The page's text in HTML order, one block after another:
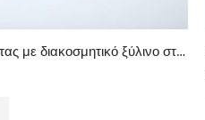
Χειροποίητο αξεσουάρ τσάντας με διακοσμητικό ξύλινο στοιχείο “ονειροπαγίδα με φτερά”, ξύλινες χάντρες και σουέτ κορδόνι